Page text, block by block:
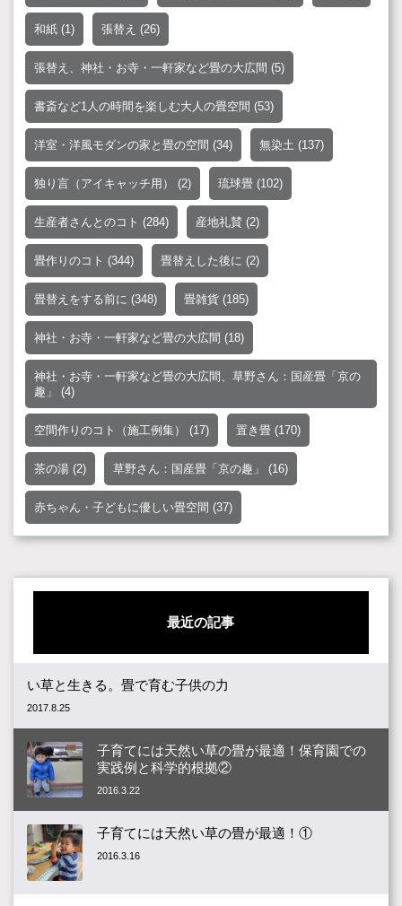
和紙 (1) 張替え (26)
張替え、神社・お寺・一軒家など畳の大広間 (5)
書斎など1人の時間を楽しむ大人の畳空間 (53)
洋室・洋風モダンの家と畳の空間 (34) 無染土 (137)
独り言（アイキャッチ用） (2) 琉球畳 (102)
生産者さんとのコト (284) 産地礼賛 (2)
畳作りのコト (344) 畳替えした後に (2)
畳替えをする前に (348) 畳雑貨 (185)
神社・お寺・一軒家など畳の大広間 (18)
神社・お寺・一軒家など畳の大広間、草野さん：国産畳「京の
趣」
(4)
空間作りのコト（施工例集） (17) 置き畳 (170)
茶の湯 (2) 草野さん：国産畳「京の趣」 (16)
赤ちゃん・子どもに優しい畳空間 (37)
最近の記事
い草と生きる。畳で育む子供の力
2017.8.25
子育てには天然い草の畳が最適！保育園での
実践例と科学的根拠②
2016.3.22
子育てには天然い草の畳が最適！①
2016.3.16